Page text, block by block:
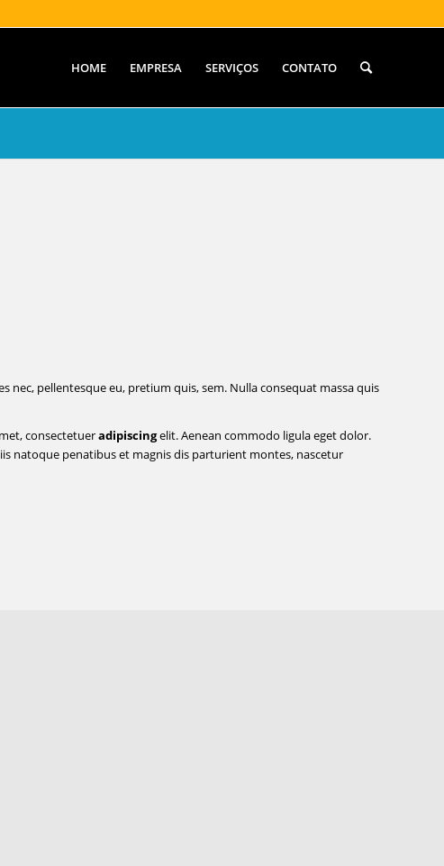
HOME EMPRESA SERVIÇOS CONTATO
nec, pellentesque eu, pretium quis, sem. Nulla consequat massa quis
consectetueradipiscingelit. Aenean commodo ligula eget dolor.
natoque penatibus et magnis dis parturient montes, nascetur